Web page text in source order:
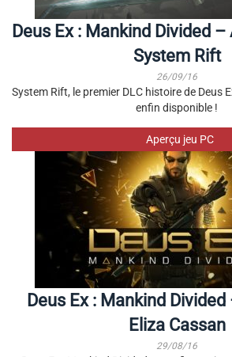
Deus Ex : Mankind Divided –
System Rift
26/09/16
System Rift, le premier DLC histoire de Deus
enfin disponible !
Aperçu jeu PC
Deus Ex : Mankind
Eliza Cassan
29/08/16